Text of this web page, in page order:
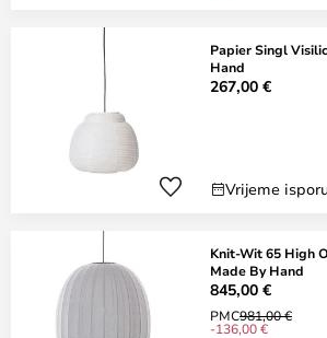
Papier Singl
Hand
267,00 €
Vrijeme
Knit-Wit 65 High
Made By Hand
845,00 €
PMC981,00 €
-136,00 €